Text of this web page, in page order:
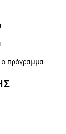
πρόγραμμα